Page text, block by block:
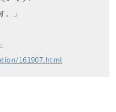
。」
161907.html